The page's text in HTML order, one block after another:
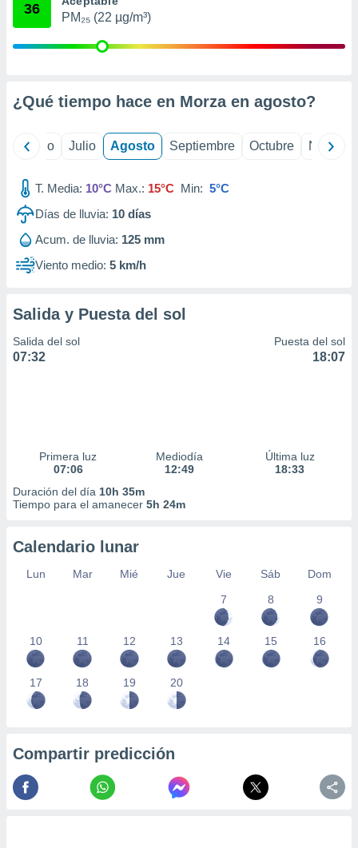
publicidad
publicidad
1199
36
PM₂₅ (22 µg/m³)
¿Qué tiempo hace en Morza en agosto?
Junio Julio Agosto Septiembre Octubre
T. Media: 10°C Max.: 15°C Min: 5°C
Días de lluvia: 10 días
Acum. de lluvia: 125 mm
Viento medio: 5 km/h
Salida y Puesta del sol
Salida del sol
07:32
Puesta del sol
18:07
Primera luz
07:06
Mediodía
12:49
Última luz
18:33
Duración del día 10h 35m
Tiempo para el amanecer 5h 24m
Calendario lunar
Lun Mar Mié Jue Vie Sáb
Dom
7
8 9
10 11 12 13 14 15 16
17 18 19 20
Compartir predicción